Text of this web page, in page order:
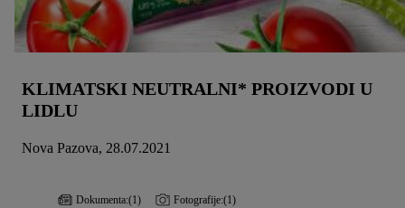
KLIMATSKI NEUTRALNI* PROIZVODI U
LIDLU
Nova Pazova, 28.07.2021
Dokumenta:(1) Fotografije:(1)